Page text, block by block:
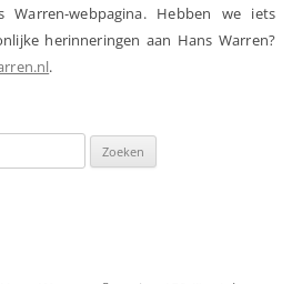
webpagina. Hebben we iets
herinneringen aan Hans Warren?
.